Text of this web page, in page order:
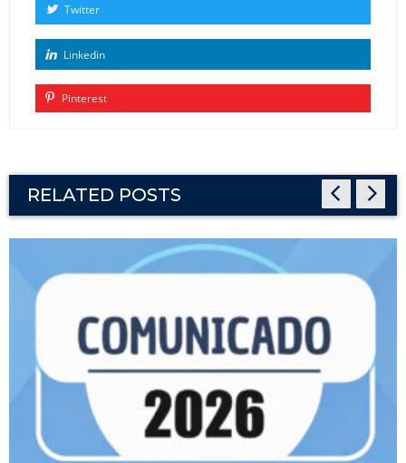
Twitter
Linkedin
Pinterest
RELATED POSTS